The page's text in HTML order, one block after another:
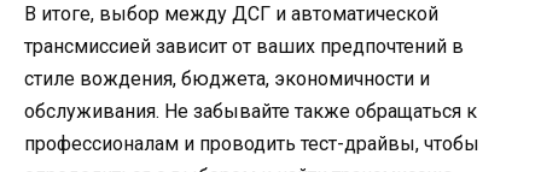
В итоге, выбор между ДСГ и автоматической
трансмиссией зависит от ваших предпочтений в
стиле вождения, бюджета, экономичности и
обслуживания. Не забывайте также обращаться к
профессионалам и проводить тест-драйвы, чтобы